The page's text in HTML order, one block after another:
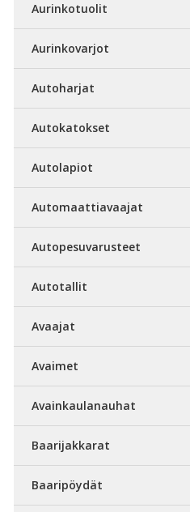
Aurinkotuolit
Aurinkovarjot
Autoharjat
Autokatokset
Autolapiot
Automaattiavaajat
Autopesuvarusteet
Autotallit
Avaajat
Avaimet
Avainkaulanauhat
Baarijakkarat
Baaripöydät